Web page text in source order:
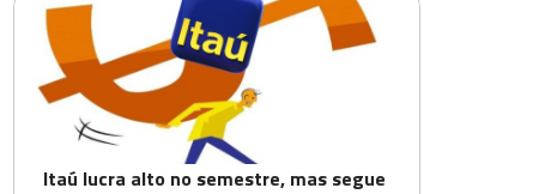
Itaú lucra alto no semestre, mas segue